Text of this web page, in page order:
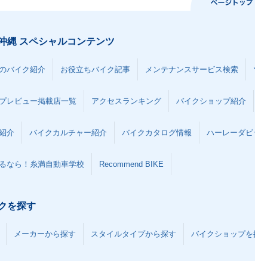
縄 スペシャルコンテンツ
バイク紹介 お役立ちバイク記事 メンテナンスサービス検索
レビュー掲載店一覧 アクセスランキング バイクショップ紹介
介 バイクカルチャー紹介 バイクカタログ情報 ハーレーダ
なら！糸満自動車学校 Recommend BIKE
を探す
メーカーから探す スタイルタイプから探す バイクショップを